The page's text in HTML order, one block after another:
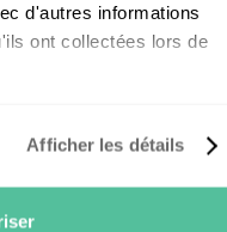
d'autres informations
ont collectées lors de
Afficher les détails
positifs, je vous